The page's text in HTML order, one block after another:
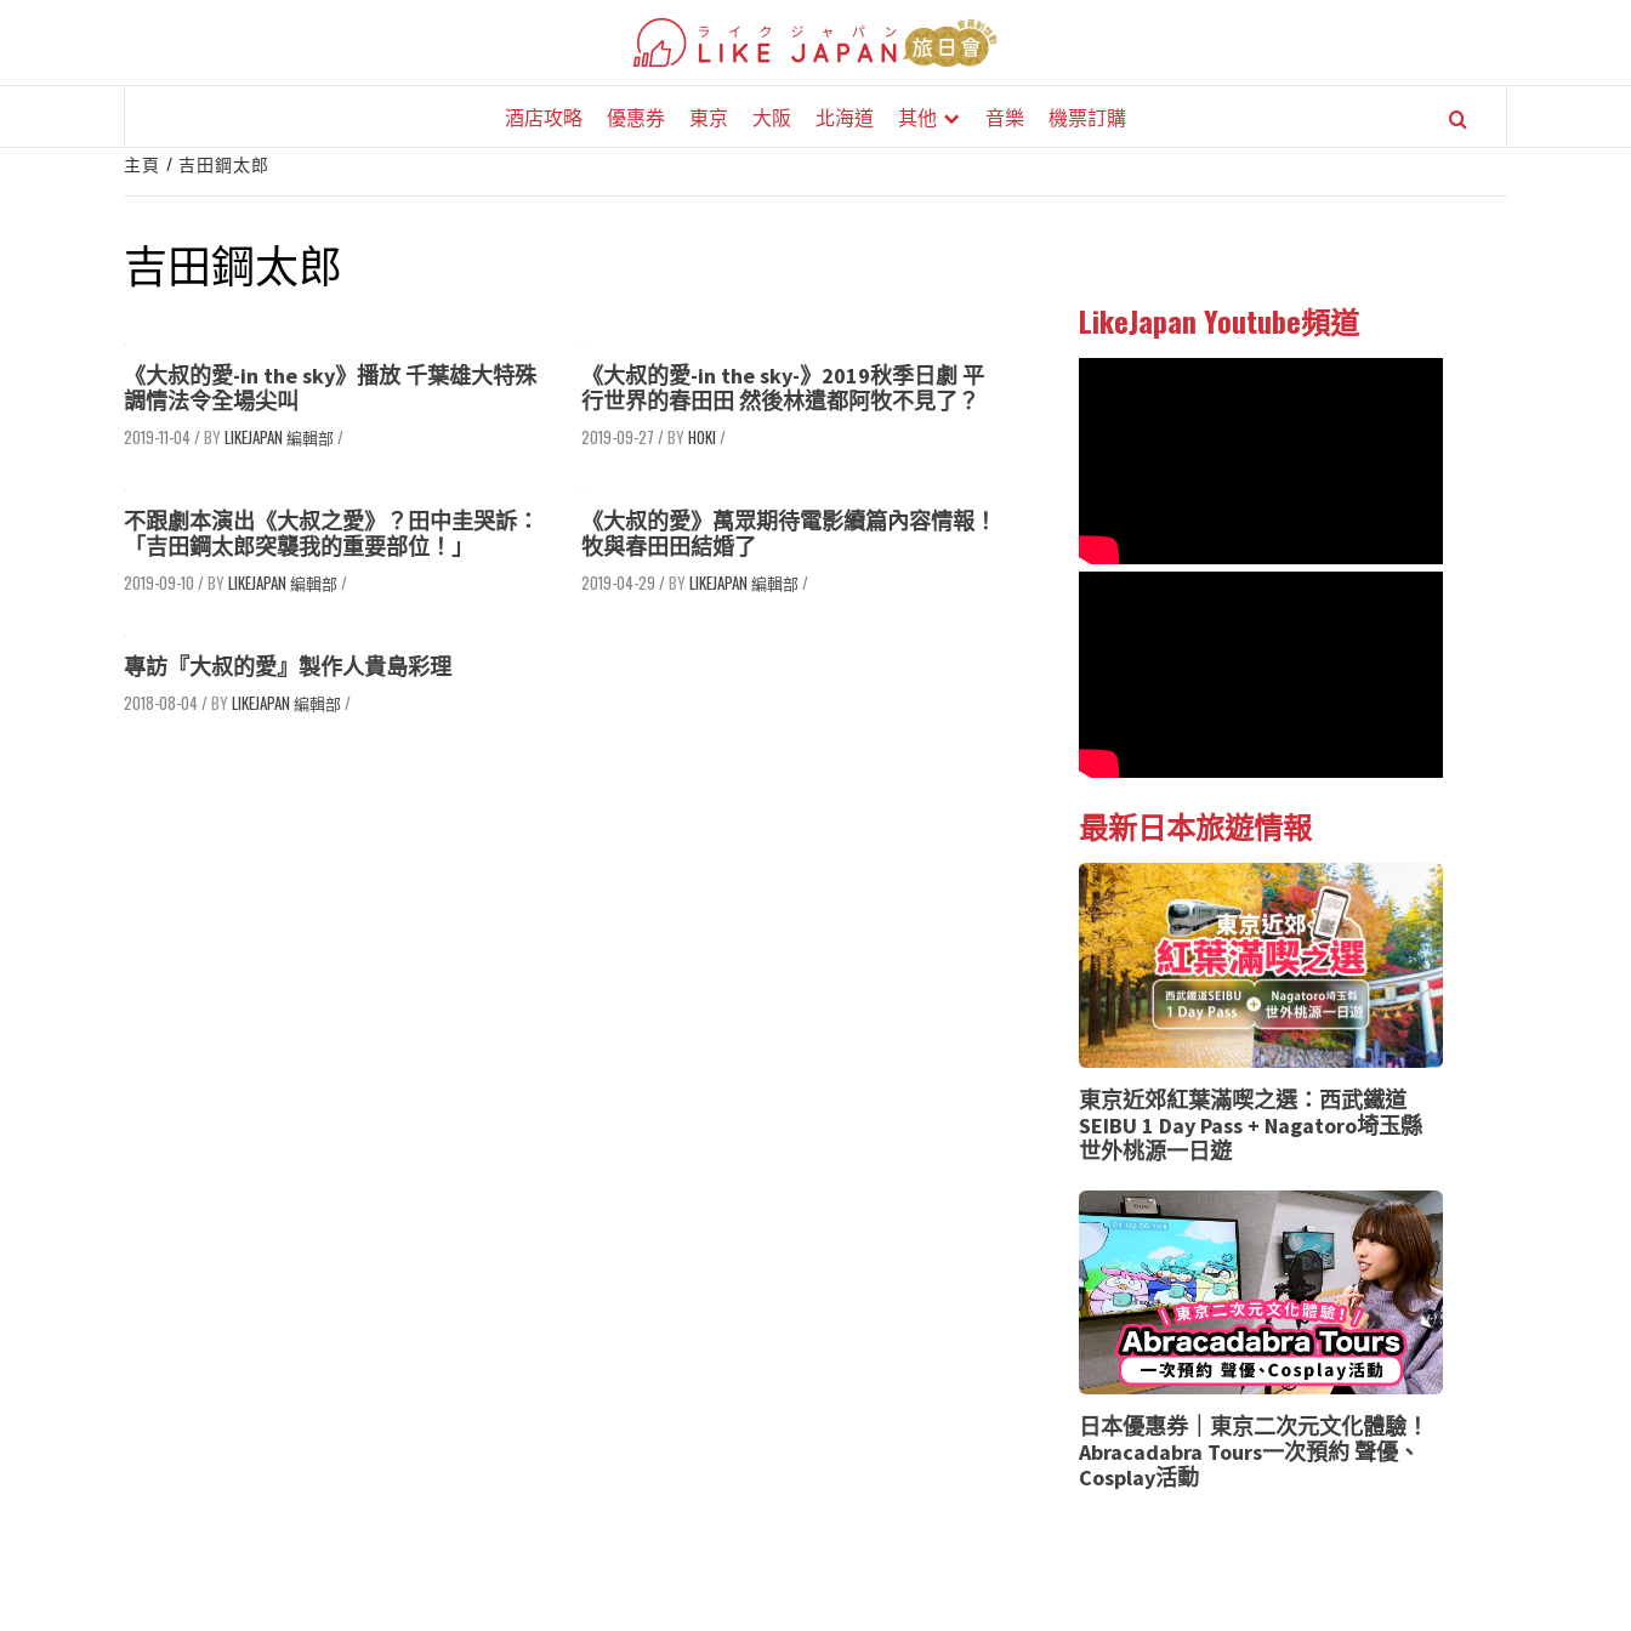
酒店攻略 優惠券 東京 大阪 北海道 其他 音樂 機票訂購
主頁 吉田鋼太郎
吉田鋼太郎
《大叔的愛-in the sky》播放 千葉雄大特殊
調情法令全場尖叫
2019-11-04/ LIKEJAPAN 編輯部/
《大叔的愛-in the sky-》2019秋季日劇 平
行世界的春田田 然後林遣都阿牧不見了？
2019-09-27 / HOKI /
不跟劇本演出《大叔之愛》？田中圭哭訴：
「吉田鋼太郎突襲我的重要部位！」
2019-09-10 / LIKEJAPAN 編輯部/
《大叔的愛》萬眾期待電影續篇內容情報！
牧與春田田結婚了
2019-04-29 / LIKEJAPAN 編輯部/
專訪『大叔的愛』製作人貴島彩理
2018-08-04/ LIKEJAPAN 編輯部/
LikeJapan Youtube頻道
最新日本旅遊情報
東京近郊紅葉滿喫之選：西武鐵道
SEIBU 1 Day Pass + Nagatoro埼玉縣
世外桃源一日遊
日本優惠券｜東京二次元文化體驗！
Abracadabra Tours一次預約 聲優、
Cosplay活動